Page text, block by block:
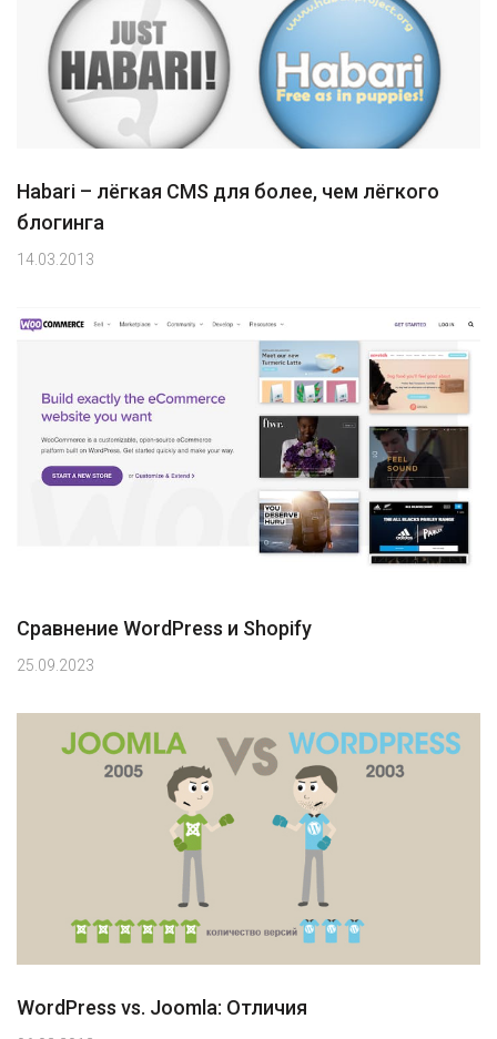
Habari – лёгкая CMS для более, чем лёгкого
блогинга
14.03.2013
Сравнение WordPress и Shopify
25.09.2023
WordPress vs. Joomla: Отличия